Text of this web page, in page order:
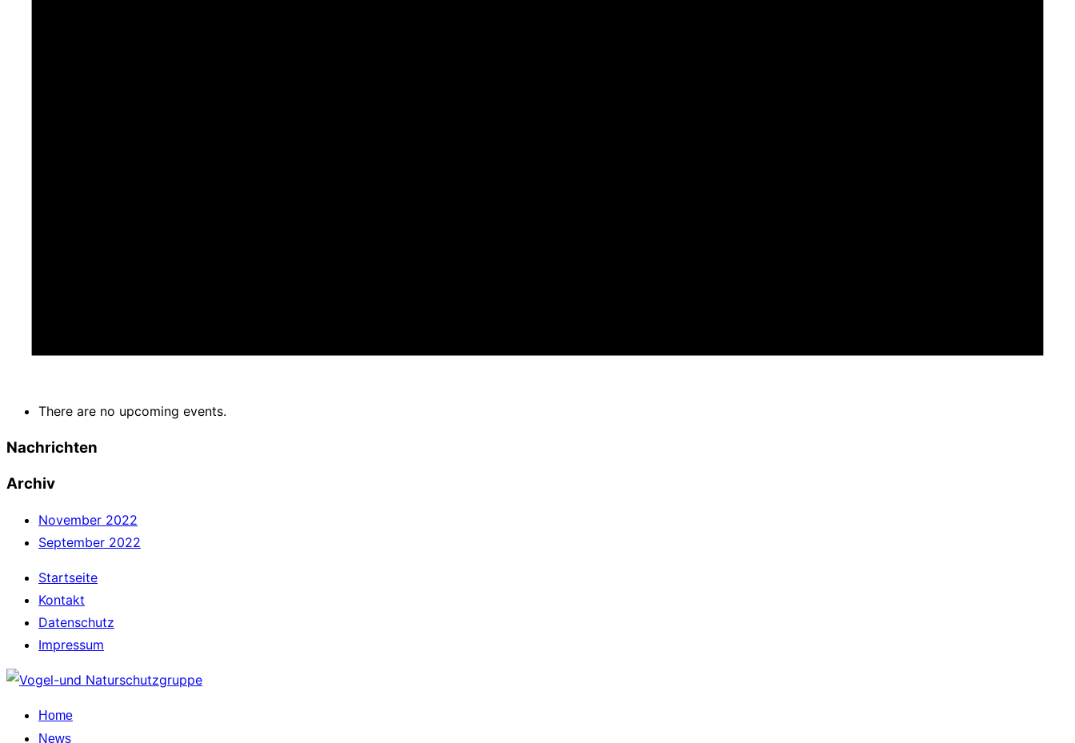
There are no upcoming events.
Nachrichten
Archiv
November 2022
September 2022
Startseite
Kontakt
Datenschutz
Impressum
Zum
springen
Home
News